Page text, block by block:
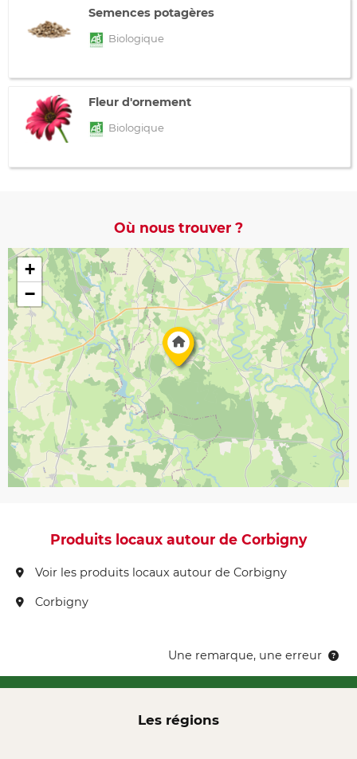
Semences potagères
Biologique
Fleur d'ornement
Biologique
Où nous trouver ?
+
−
Produits locaux autour de Corbigny
Voir les produits locaux autour de Corbigny
Corbigny
Une remarque, une erreur
Les régions